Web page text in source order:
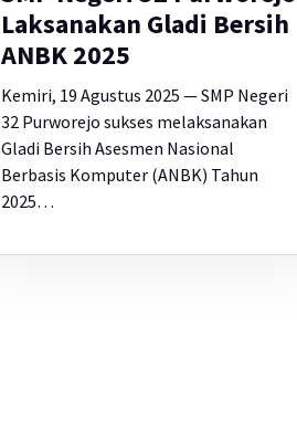
Laksanakan Gladi Bersih
ANBK 2025
Kemiri, 19 Agustus 2025 — SMP Negeri
32 Purworejo sukses melaksanakan
Gladi Bersih Asesmen Nasional
Berbasis Komputer (ANBK) Tahun
2025…